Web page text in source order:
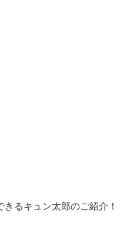
るキュン太郎のご紹介！